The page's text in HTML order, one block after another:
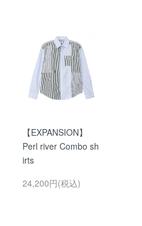
【EXPANSION】
Perl river Combo sh
irts
24,200円(税込)